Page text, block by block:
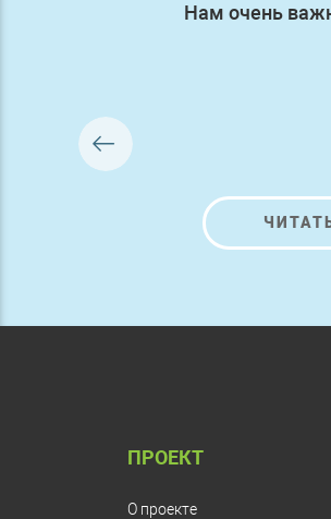
Нам очень
ПРОЕКТ
О проекте